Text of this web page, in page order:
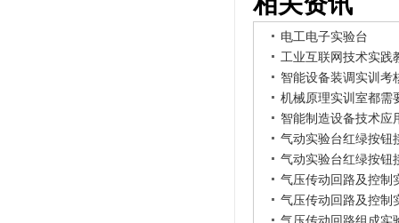
电工电子实验台
工业互联网技术实践
智能设备装调实训考
机械原理实训室都需
智能制造设备技术应
气动实验台红绿按钮
气动实验台红绿按钮
气压传动回路及控制
气压传动回路及控制